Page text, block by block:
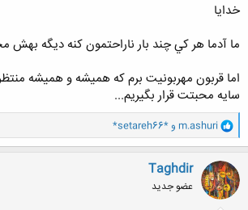
خدايا
ما آدما هر كي چند بار ناراحتمون كنه ديگه بهش
اما قربون مهربونيت برم كه هميشه و هميشه
سايه محبتت قرار بگيريم...
و
ا
ک
ن
ش
ه
ا
m.ashuri و*setareh66*
Taghdir
عضو جدید